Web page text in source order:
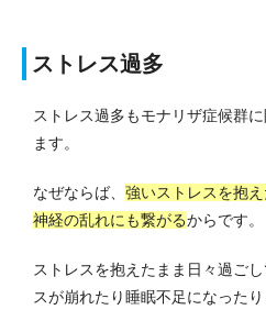
ストレス過多
ストレス過多もモナリザ症候群
ます。
なぜならば、 強いストレスを抱
神経の乱れにも繋がるからです。
ストレスを抱えたまま日々過ご
スが崩れたり睡眠不足になったり